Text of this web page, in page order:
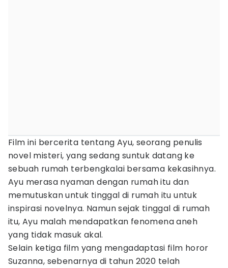
Film ini bercerita tentang Ayu, seorang penulis
novel misteri, yang sedang suntuk datang ke
sebuah rumah terbengkalai bersama kekasihnya.
Ayu merasa nyaman dengan rumah itu dan
memutuskan untuk tinggal di rumah itu untuk
inspirasi novelnya. Namun sejak tinggal di rumah
itu, Ayu malah mendapatkan fenomena aneh
yang tidak masuk akal.
Selain ketiga film yang mengadaptasi film horor
Suzanna, sebenarnya di tahun 2020 telah